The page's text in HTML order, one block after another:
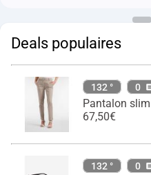
Deals populaires
132 ° 0
Pantalon
67,50€
132 ° 0